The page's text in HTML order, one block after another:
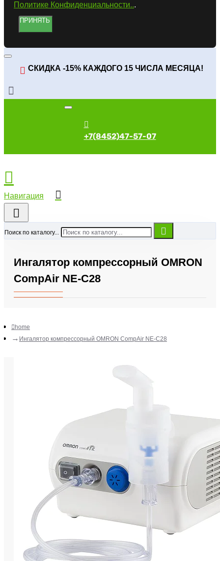
Политике Конфиденциальности...
ПРИНЯТЬ
СКИДКА -15% КАЖДОГО 15 ЧИСЛА МЕСЯЦА!
+7(8452)47-57-07
Поиск по каталогу...
Ингалятор компрессорный OMRON
CompAir NE-C28
home
Ингалятор компрессорный OMRON CompAir NE-C28